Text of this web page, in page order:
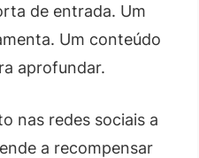
de entrada. Um
Um conteúdo
aprofundar.
nas redes sociais a
a recompensar